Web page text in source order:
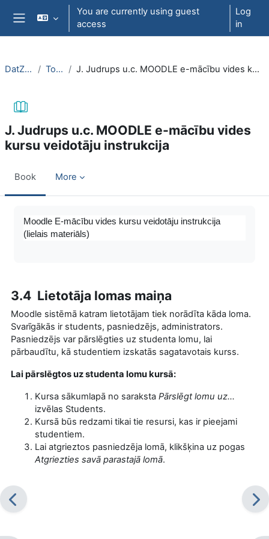
Skip to main content
You are currently using guest
access
Log
in
DatZT003 Topic 3 J. Judrups u.c. MOODLE e-mācību vides kursu veidotāju instrukcija
J. Judrups u.c. MOODLE e-mācību vides
kursu veidotāju instrukcija
Book More
Moodle E-mācību vides kursu veidotāju instrukcija
(lielais materiāls)
3.4 Lietotāja lomas maiņa
Moodle sistēmā katram lietotājam tiek norādīta kāda loma.
Svarīgākās ir students, pasniedzējs, administrators.
Pasniedzējs var pārslēgties uz studenta lomu, lai
pārbaudītu, kā studentiem izskatās sagatavotais kurss.
Lai pārslēgtos uz studenta lomu kursā:
Kursa sākumlapā no saraksta Pārslēgt lomu uz...
izvēlas Students.
Kursā būs redzami tikai tie resursi, kas ir pieejami
studentiem.
Lai atgrieztos pasniedzēja lomā, klikšķina uz pogas
Atgriezties savā parastajā lomā.